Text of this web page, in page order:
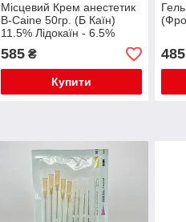
Місцевий Крем анестетик
B-Caine 50гр. (Б Каїн)
11.5% Лідокаїн - 6.5%
585₴
Купити
485